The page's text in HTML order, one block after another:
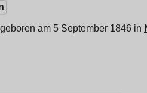
am 5 September 1846 in